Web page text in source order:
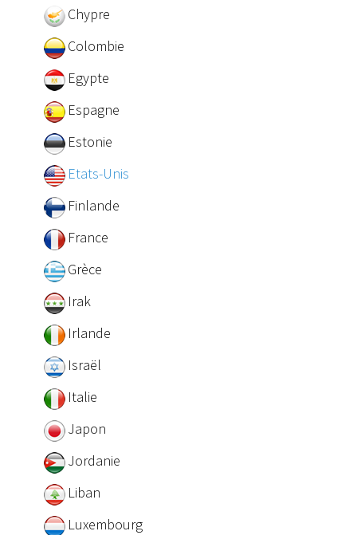
Chypre
Colombie
Egypte
Espagne
Estonie
Etats-Unis
Finlande
France
Grèce
Irak
Irlande
Israël
Italie
Japon
Jordanie
Liban
Luxembourg